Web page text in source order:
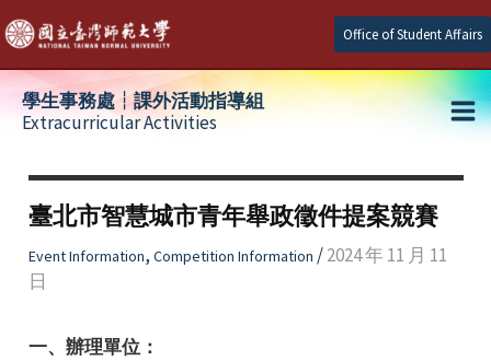
Skip
to
content
Office of Student Affairs
學生事務處┆課外活動指導組
Extracurricular Activities
臺北市智慧城市青年舉政徵件提案競賽
Event Information, Competition Information /2024 年 11 月 11
日
一、辦理單位：